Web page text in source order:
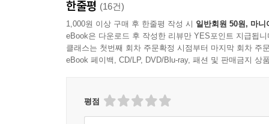
한줄평 (16건)
1,000원 이상 구매 후 한줄평 작성 시 일반회원 50원, 마니
eBook은 다운로드 후 작성한 리뷰만 YES포인트 지급됩니
클래스는 첫번째 회차 주문확정 시점부터 마지막 회차 주
eBook 페이백, CD/LP, DVD/Blu-ray, 패션 및 판매금지 상
평점